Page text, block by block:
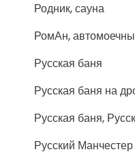
Родник, сауна
РомАн,
Русская баня
Русская баня на
Русская баня,
Русский Манчестер